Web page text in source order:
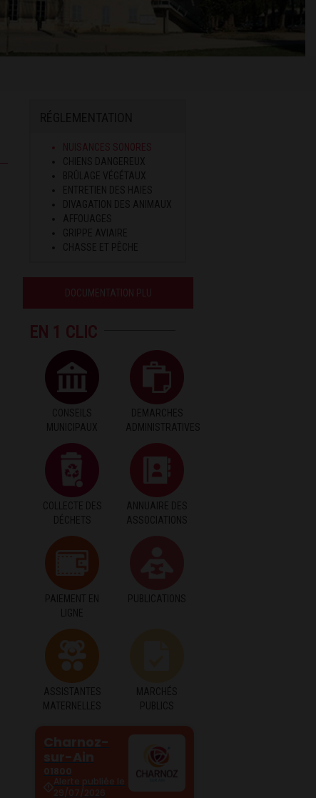
NUISANCES SONORES
CHIENS DANGEREUX
BRÛLAGE VÉGÉTAUX
ENTRETIEN DES HAIES
DIVAGATION DES ANIMAUX
AFFOUAGES
GRIPPE AVIAIRE
CHASSE ET PÊCHE
DOCUMENTATION PLU
EN 1 CLIC
CONSEILS
MUNICIPAUX
DEMARCHES
ADMINISTRATIVES
COLLECTE DES
DÉCHETS
ANNUAIRE DES
ASSOCIATIONS
PAIEMENT EN
LIGNE
PUBLICATIONS
ASSISTANTES
MATERNELLES
MARCHÉS
PUBLICS